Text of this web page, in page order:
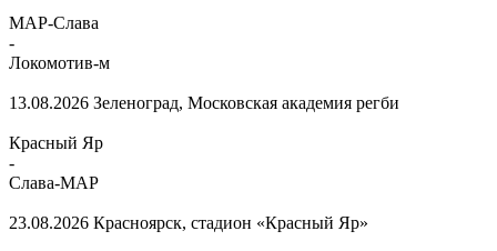
МАР-Слава
-
Локомотив-м
13.08.2026 Зеленоград, Московская академия регби
Красный Яр
-
Слава-МАР
23.08.2026 Красноярск, стадион «Красный Яр»